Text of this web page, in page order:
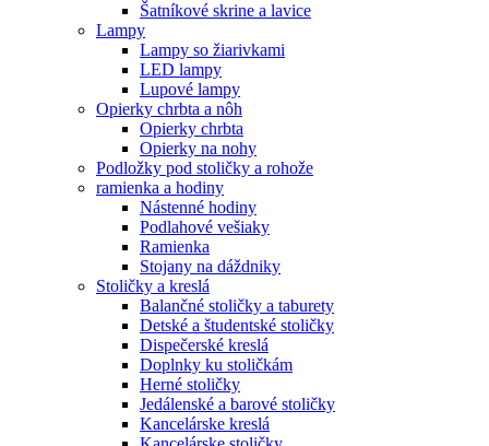
Šatníkové skrine a lavice
Lampy
Lampy so žiarivkami
LED lampy
Lupové lampy
Opierky chrbta a nôh
Opierky chrbta
Opierky na nohy
Podložky pod stoličky a rohože
ramienka a hodiny
Nástenné hodiny
Podlahové vešiaky
Ramienka
Stojany na dáždniky
Stoličky a kreslá
Balančné stoličky a taburety
Detské a študentské stoličky
Dispečerské kreslá
Doplnky ku stoličkám
Herné stoličky
Jedálenské a barové stoličky
Kancelárske kreslá